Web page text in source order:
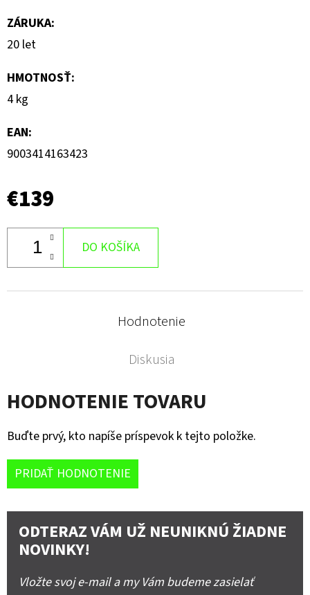
ZÁRUKA:
20 let
HMOTNOSŤ:
4 kg
EAN:
9003414163423
€139
DO KOŠÍKA
Hodnotenie
Diskusia
HODNOTENIE TOVARU
Buďte prvý, kto napíše príspevok k tejto položke.
PRIDAŤ HODNOTENIE
ODTERAZ VÁM UŽ NEUNIKNÚ ŽIADNE
NOVINKY!
Vložte svoj e-mail a my Vám budeme zasielať